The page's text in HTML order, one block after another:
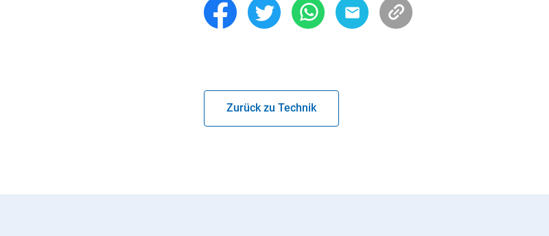
Zurück zu Technik